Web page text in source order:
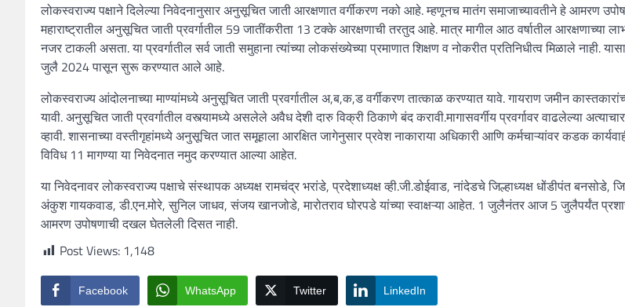
लोकस्वराज्य पक्षाने दिलेल्या निवेदनानुसार अनुसूचित जाती आरक्षणात वर्गीकरण नको आहे. म्हणूनच मातंग समाजाच्यावतीने हे आमरण
महाराष्ट्रातील अनुसूचित जाती प्रवर्गातील 59 जातींकरीता 13 टक्के आरक्षणाची तरतुद आहे. मात्र मागील आठ वर्षातील आरक्षणाच्या
नजर टाकली असता. या प्रवर्गातील सर्व जाती समुहाना त्यांच्या लोकसंख्येच्या प्रमाणात शिक्षण व नोकरीत प्रतिनिधीत्व मिळाले नाही.
जुलै 2024 पासून सुरू करण्यात आले आहे.
लोकस्वराज्य आंदोलनाच्या माण्यांमध्ये अनुसूचित जाती प्रवर्गातील अ,ब,क,ड वर्गीकरण तात्काळ करण्यात यावे. गायराण जमीन
यावी. अनुसूचित जाती प्रवर्गातील वस्त्यामध्ये असलेले अवैध देशी दारु विक्री ठिकाणे बंद करावी.मागासवर्गीय प्रवर्गावर वाढलेल्या
व्हावी. शासनाच्या वस्तीगृहांमध्ये अनुसूचित जात समूहाला आरक्षित जागेनुसार प्रवेश नाकाराया अधिकारी आणि कर्मचाऱ्यांवर कडक
विविध 11 मागण्या या निवेदनात नमुद करण्यात आल्या आहेत.
या निवेदनावर लोकस्वराज्य पक्षाचे संस्थापक अध्यक्ष रामचंद्र भरांडे, प्रदेशाध्यक्ष व्ही.जी.डोईवाड, नांदेडचे जिल्हाध्यक्ष धोंडीपंत बनसोडे,
अंकुश गायकवाड, डी.एन.मोरे, सुनिल जाधव, संजय खानजोडे, मारोतराव घोरपडे यांच्या स्वाक्षऱ्या आहेत. 1 जुलैनंतर आज 5 जुलैपर्यंत
आमरण उपोषणाची दखल घेतलेली दिसत नाही.
Post Views: 1,148
Facebook WhatsApp Twitter LinkedIn